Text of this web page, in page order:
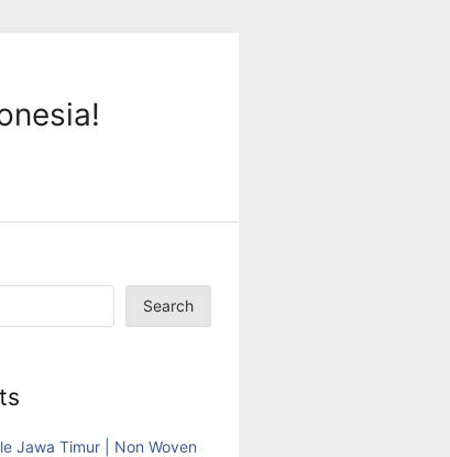
Search
Jawa Timur | Non Woven